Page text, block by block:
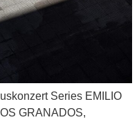
Series EMILIO
GRANADOS,